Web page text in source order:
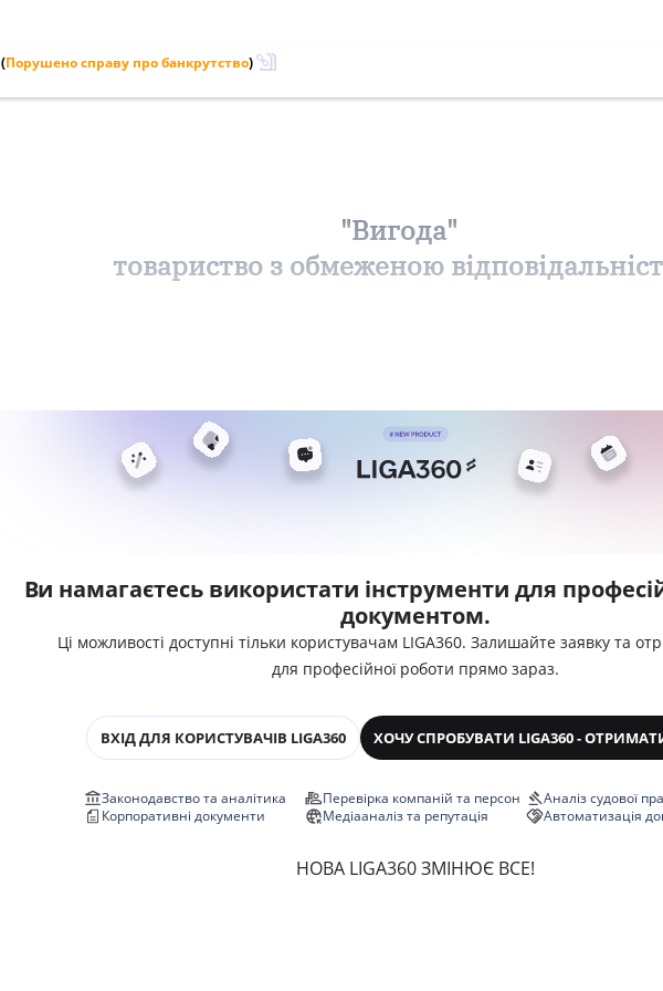
(Порушено справу про банкрутство)
"Вигода"
товариство з обмеженою
Ви намагаєтесь використати інструменти для
документом.
Ці можливості доступні тільки користувачам LIGA360. Залишайте заявку та
для професійної роботи прямо зараз.
ВХІД ДЛЯ КОРИСТУВАЧІВ LIGA360 ХОЧУ СПРОБУВАТИ LIGA360 -
Законодавство та аналітика
Корпоративні документи
Перевірка компаній та персон
Медіааналіз та репутація
Аналіз судової
Автоматизація
НОВА LIGA360 ЗМІНЮЄ ВСЕ!